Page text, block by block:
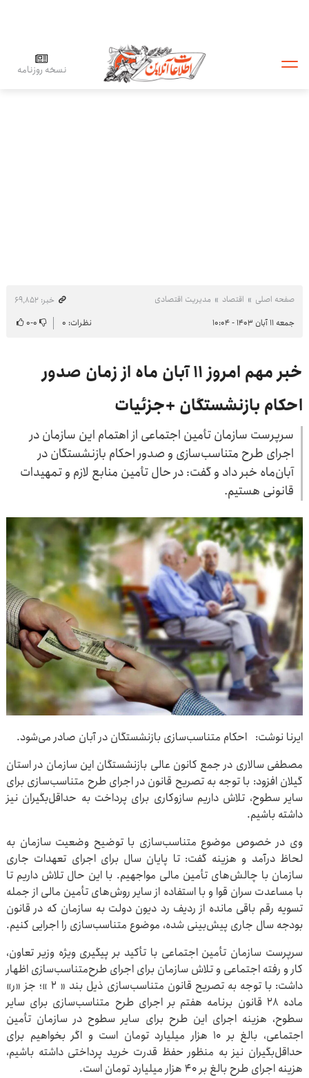
نسخه روزنامه
صفحه اصلی اقتصاد مدیریت اقتصادی
خبر: ۶۹٬۸۵۲
جمعه ۱۱ آبان ۱۴۰۳ - ۱۰:۰۴
نظرات: ۰ ۰-۰
خبر مهم امروز ۱۱ آبان ماه از زمان صدور
احکام بازنشستگان +جزئیات
سرپرست سازمان تأمین اجتماعی از اهتمام این سازمان در
اجرای طرح متناسب‌سازی و صدور احکام بازنشستگان در
آبان‌ماه خبر داد و گفت: در حال تأمین منابع لازم و تمهیدات
قانونی هستیم.
ایرنا نوشت: احکام متناسب‌سازی بازنشستگان در آبان صادر می‌شود.
مصطفی سالاری در جمع کانون عالی بازنشستگان این سازمان در استان
گیلان افزود: با توجه به تصریح قانون در اجرای طرح متناسب‌سازی برای
سایر سطوح، تلاش داریم سازوکاری برای پرداخت به حداقل‌بگیران نیز
داشته باشیم.
وی در خصوص موضوع متناسب‌سازی با توضیح وضعیت سازمان به
لحاظ درآمد و هزینه گفت: تا پایان سال برای اجرای تعهدات جاری
سازمان با چالش‌های تأمین مالی مواجهیم. با این حال تلاش داریم تا
با مساعدت سران قوا و با استفاده از سایر روش‌های تأمین مالی از جمله
تسویه رقم باقی مانده از ردیف رد دیون دولت به سازمان که در قانون
بودجه سال جاری پیش‌بینی شده، موضوع متناسب‌سازی‌ را اجرایی کنیم.
سرپرست سازمان تأمین اجتماعی با تأکید بر پیگیری ویژه وزیر تعاون،
کار و رفته اجتماعی و تلاش سازمان برای اجرای طرح‌متناسب‌سازی اظهار
داشت: با توجه به تصریح قانون متناسب‌سازی ذیل بند « ۲ »؛ جز «ر»
ماده ۲۸ قانون برنامه هفتم بر اجرای طرح متناسب‌سازی برای سایر
سطوح، هزینه اجرای این طرح برای سایر سطوح در سازمان تأمین
اجتماعی، بالغ بر ۱۰ هزار میلیارد تومان است و اگر بخواهیم برای
حداقل‌بگیران نیز به منظور حفظ قدرت خرید پرداختی داشته باشیم،
هزینه اجرای طرح بالغ بر ۴۰ هزار میلیارد تومان است.